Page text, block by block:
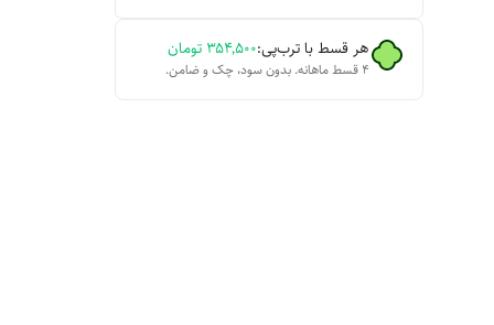
هر قسط با ترب‌پی:۳۵۴٬۵۰۰ تومان
۴ قسط ماهانه. بدون سود، چک و ضامن.